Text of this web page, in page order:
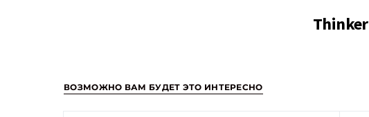
Thinker
ВОЗМОЖНО ВАМ БУДЕТ ЭТО ИНТЕРЕСНО